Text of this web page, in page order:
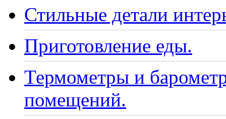
Стильные детали
Приготовление еды.
Термометры и
помещений.